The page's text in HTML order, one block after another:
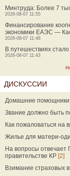
Минтруда: Более 7
2026-08-07 11:55
Финансирование
экономики ЕАЭС —
2026-08-07 11:48
В путешествиях
2026-08-07 11:43
ДИСКУССИИ
Домашние помощники
Звание должно быть
Как пожаловаться на
Жилье для матери-
На вопросы отвечает
правительстве КР [2]
Взимание страховых